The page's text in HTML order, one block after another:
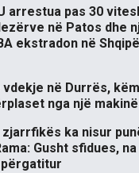
arrestua pas 30
në Patos dhe
ekstradon në
në Durrës,
nga një makinë
ka nisur
Gusht sfidues,